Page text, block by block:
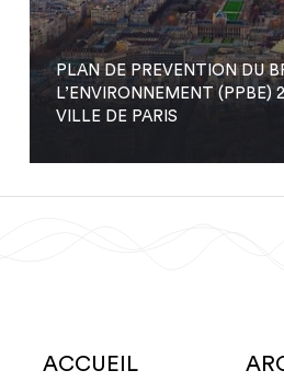
PLAN DE PREVENTION DU
L’ENVIRONNEMENT (PPBE)
VILLE DE PARIS
ACCUEIL